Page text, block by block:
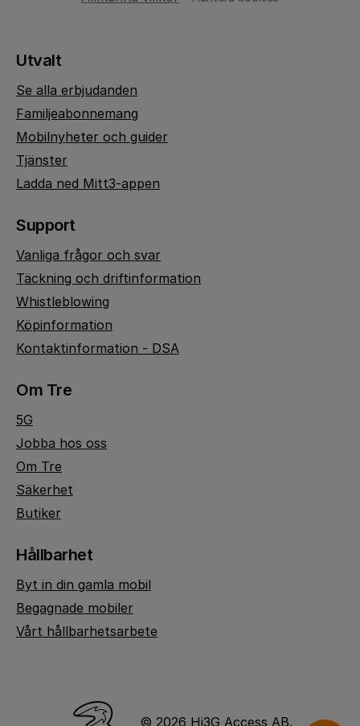
Utvalt
Se alla erbjudanden
Familjeabonnemang
Mobilnyheter och guider
Tjänster
Ladda ned Mitt3-appen
Support
Vanliga frågor och svar
Täckning och driftinformation
Whistleblowing
Köpinformation
Kontaktinformation - DSA
Om Tre
5G
Jobba hos oss
Om Tre
Säkerhet
Butiker
Hållbarhet
Byt in din gamla mobil
Begagnade mobiler
Vårt hållbarhetsarbete
© 2026 Hi3G Access AB.